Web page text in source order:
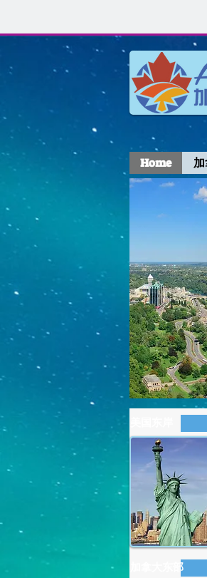
Home
加拿大东部